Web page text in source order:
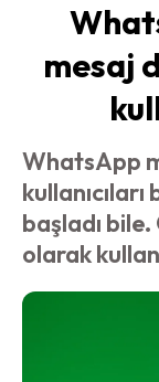
mesaj
WhatsApp
başladı
olarak